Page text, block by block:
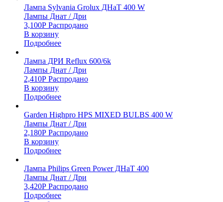
Лампа Sylvania Grolux ДНаТ 400 W
Лампы Днат / Дри
3,100Р Распродано
В корзину
Подробнее
Лампа ДРИ Reflux 600/6k
Лампы Днат / Дри
2,410Р Распродано
В корзину
Подробнее
Garden Highpro HPS MIXED BULBS 400 W
Лампы Днат / Дри
2,180Р Распродано
В корзину
Подробнее
Лампа Philips Green Power ДНаТ 400
Лампы Днат / Дри
3,420Р Распродано
Подробнее